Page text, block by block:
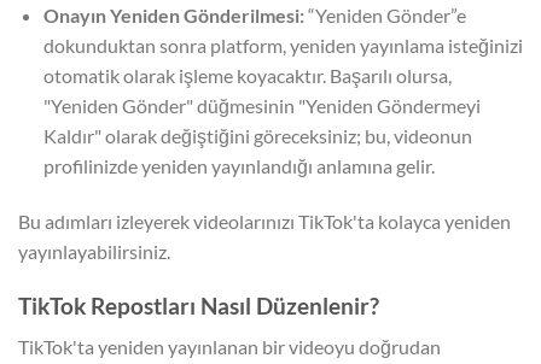
Onayın Yeniden Gönderilmesi:“Yeniden Gönder”e
dokunduktan sonra platform, yeniden yayınlama isteğinizi
otomatik olarak işleme koyacaktır. Başarılı olursa,
"Yeniden Gönder" düğmesinin "Yeniden Göndermeyi
Kaldır" olarak değiştiğini göreceksiniz; bu, videonun
profilinizde yeniden yayınlandığı anlamına gelir.
Bu adımları izleyerek videolarınızı TikTok'ta kolayca yeniden
yayınlayabilirsiniz.
TikTok Repostları Nasıl Düzenlenir?
⁤TikTok'ta yeniden yayınlanan bir videoyu doğrudan